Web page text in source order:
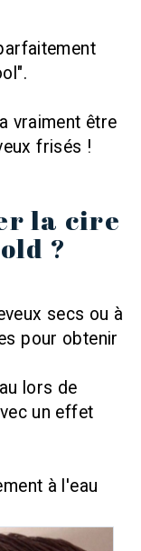
vraiment être
frisés !
la cire
?
secs ou à
pour obtenir
lors de
un effet
à l'eau